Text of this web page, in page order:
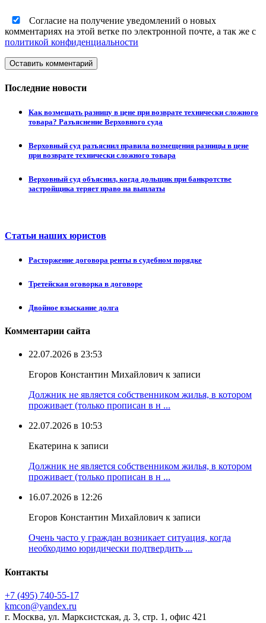
Согласие на получение уведомлений о новых
комментариях на этой ветке по электронной почте, а так же с
политикой конфиденциальности
Оставить комментарий
Последние новости
Как возмещать разницу в цене при возврате технически сложного
товара? Разъяснение Верховного суда
Верховный суд разъяснил правила возмещения разницы в цене
при возврате технически сложного товара
Верховный суд объяснил, когда дольщик при банкротстве
застройщика теряет право на выплаты
Статьи наших юристов
Расторжение договора ренты в судебном порядке
Третейская оговорка в договоре
Двойное взыскание долга
Комментарии сайта
22.07.2026 в 23:53
Егоров Константин Михайлович к записи
Должник не является собственником жилья, в котором
проживает (только прописан в н ...
22.07.2026 в 10:53
Екатерина к записи
Должник не является собственником жилья, в котором
проживает (только прописан в н ...
16.07.2026 в 12:26
Егоров Константин Михайлович к записи
Очень часто у граждан возникает ситуация, когда
необходимо юридически подтвердить ...
Контакты
+7 (495) 740‑55‑17
kmcon@yandex.ru
г. Москва, ул. Марксистская, д. 3, стр. 1, офис 421